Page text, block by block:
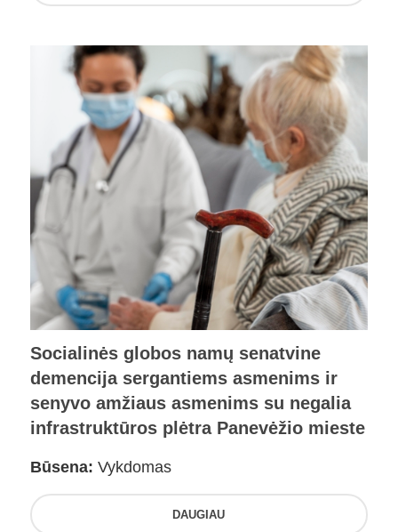
Socialinės globos namų senatvine
demencija sergantiems asmenims ir
senyvo amžiaus asmenims su negalia
infrastruktūros plėtra Panevėžio mieste
Būsena: Vykdomas
DAUGIAU